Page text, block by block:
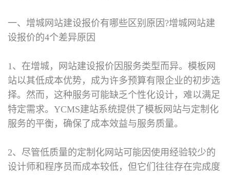
一、增城网站建设报价有哪些区别原因?增城网站建
设报价的4个差异原因
1、在增城，网站建设报价因服务类型而异。模板网
站以其低成本优势，成为许多预算有限企业的初步选
择。然而，这种服务可能缺乏个性化设计，难以满足
特定需求。YCMS建站系统提供了模板网站与定制化
服务的平衡，确保了成本效益与服务质量。
2、尽管低质量的定制化网站可能因使用经验较少的
设计师和程序员而成本较低，但它们往往存在完成度